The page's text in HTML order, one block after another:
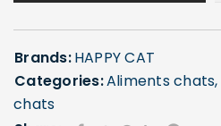
Brands:HAPPY CAT
Categories:Aliments chats,
chats